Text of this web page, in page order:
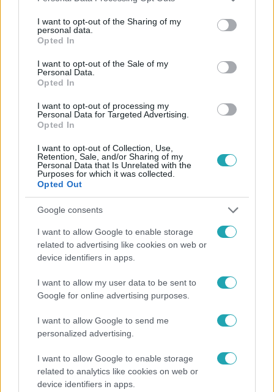
not limited to your visit or usage behaviour. You may click to
grant or deny consent to Google and its third-party tags to
use your data for below specified purposes in below Google
consent section.
I want to opt-out of the Sharing of my
personal data.
Opted In
I want to opt-out of the Sale of my
Personal Data.
Opted In
I want to opt-out of processing my
Personal Data for Targeted Advertising.
Opted In
I want to opt-out of Collection, Use,
Retention, Sale, and/or Sharing of my
Personal Data that Is Unrelated with the
Purposes for which it was collected.
Opted Out
Google consents
I want to allow Google to enable storage
related to advertising like cookies on web or
device identifiers in apps.
I want to allow my user data to be sent to
Google for online advertising purposes.
I want to allow Google to send me
personalized advertising.
I want to allow Google to enable storage
related to analytics like cookies on web or
device identifiers in apps.
HÍRADÓ
Népszerű
Életmód